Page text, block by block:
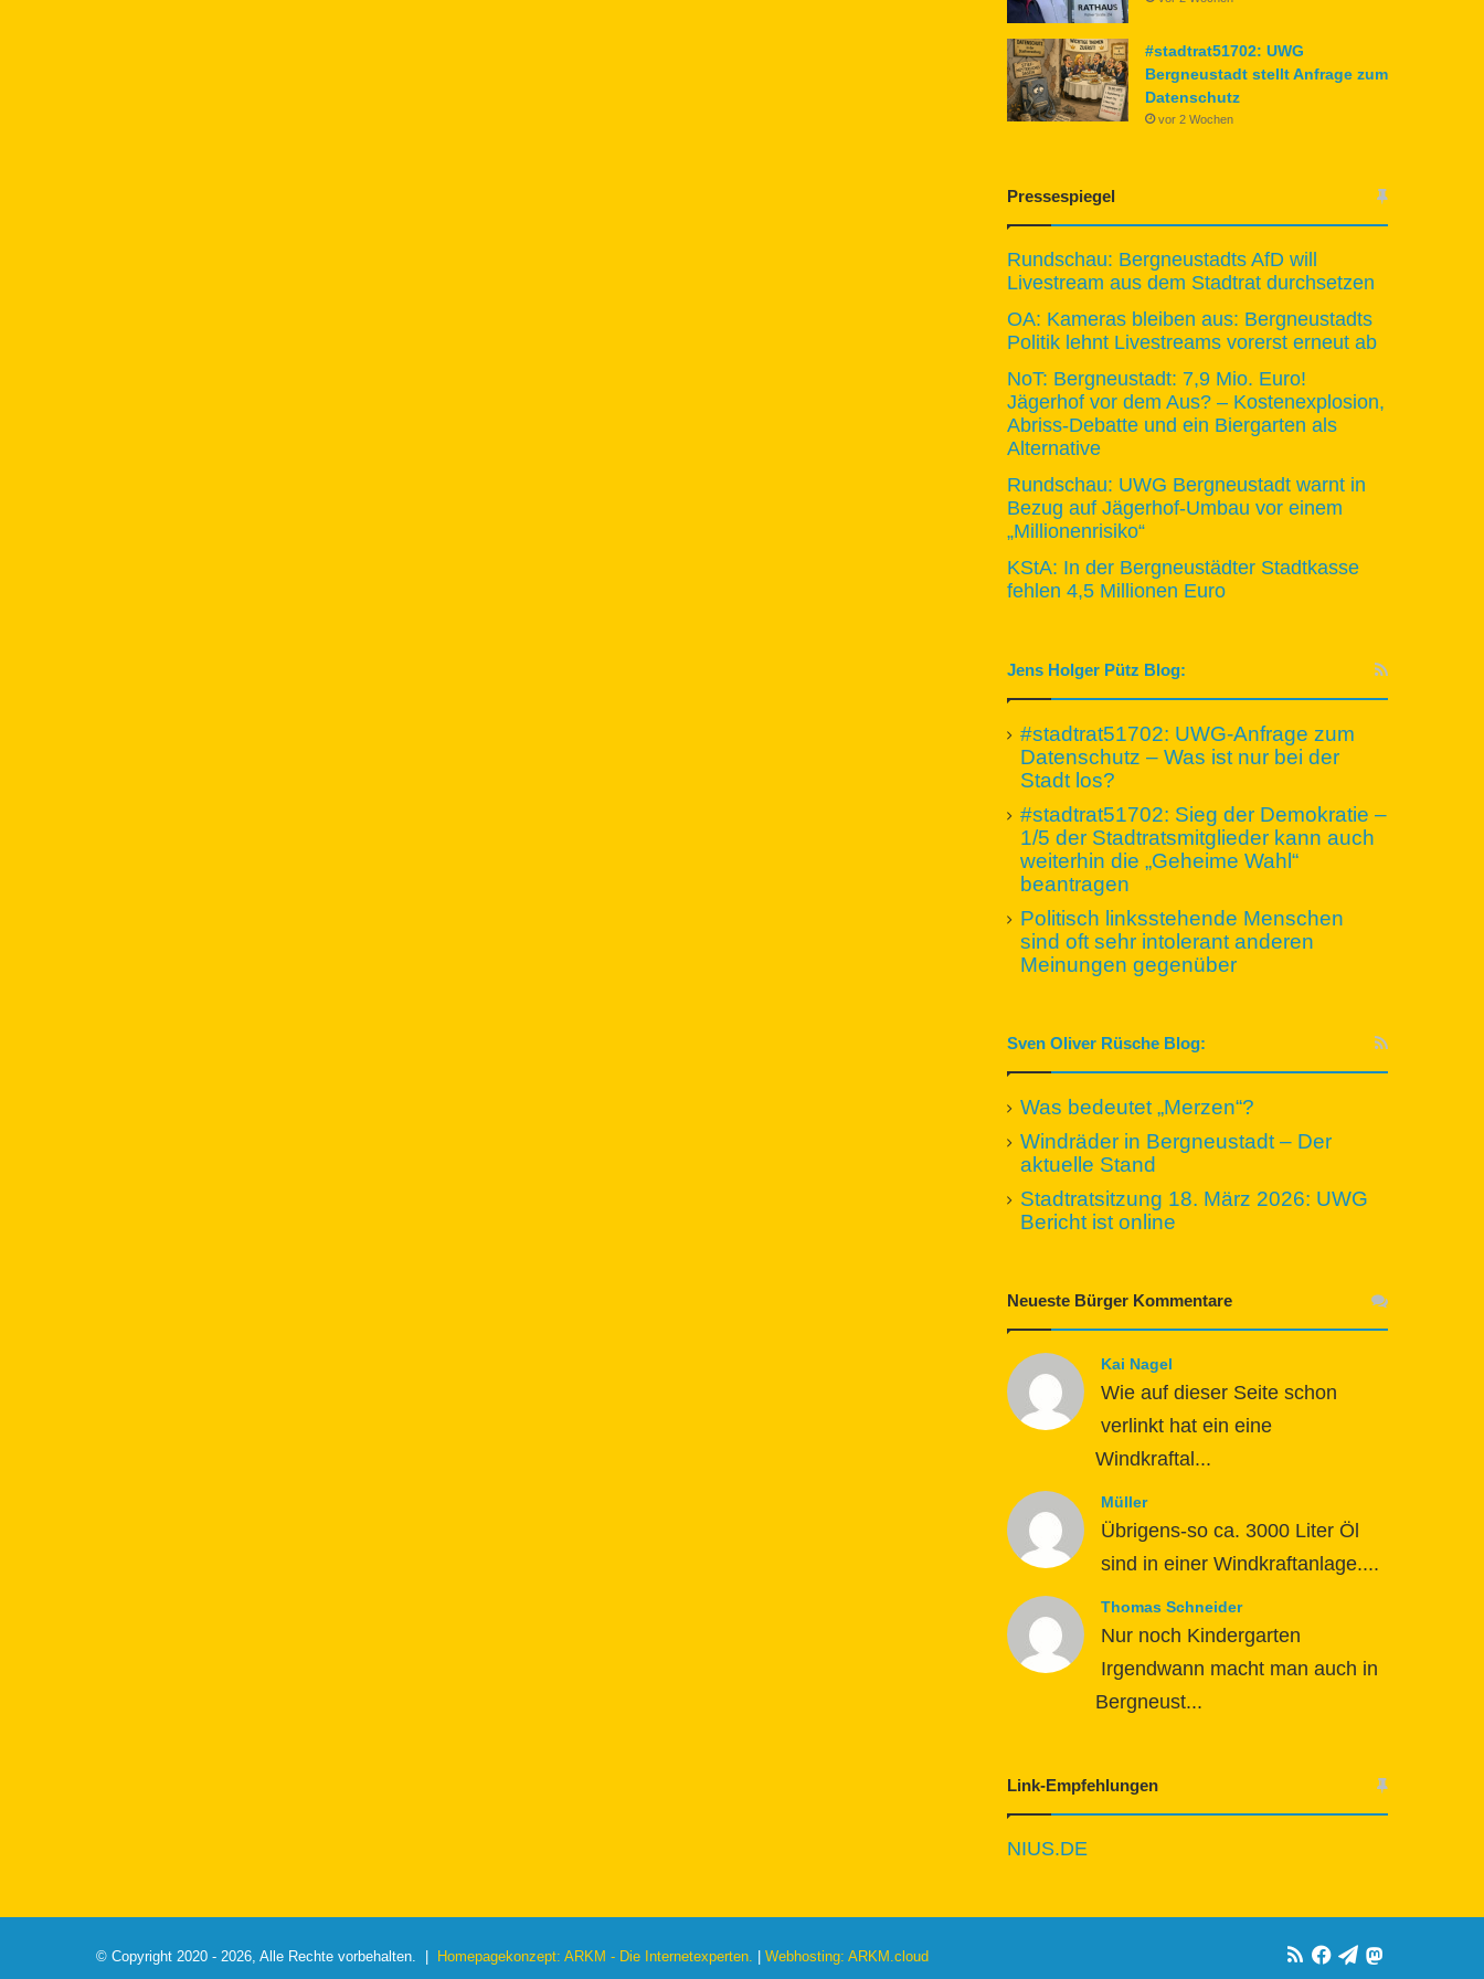
#stadtrat51702: UWG
Bergneustadt stellt Anfrage zum
Datenschutz
vor 2 Wochen
Pressespiegel
Rundschau: Bergneustadts AfD will
Livestream aus dem Stadtrat durchsetzen
OA: Kameras bleiben aus: Bergneustadts
Politik lehnt Livestreams vorerst erneut ab
NoT: Bergneustadt: 7,9 Mio. Euro!
Jägerhof vor dem Aus? – Kostenexplosion,
Abriss-Debatte und ein Biergarten als
Alternative
Rundschau: UWG Bergneustadt warnt in
Bezug auf Jägerhof-Umbau vor einem
„Millionenrisiko“
KStA: In der Bergneustädter Stadtkasse
fehlen 4,5 Millionen Euro
Jens Holger Pütz Blog:
#stadtrat51702: UWG-Anfrage zum
Datenschutz – Was ist nur bei der
Stadt los?
#stadtrat51702: Sieg der Demokratie –
1/5 der Stadtratsmitglieder kann auch
weiterhin die „Geheime Wahl“
beantragen
Politisch linksstehende Menschen
sind oft sehr intolerant anderen
Meinungen gegenüber
Sven Oliver Rüsche Blog:
Was bedeutet „Merzen“?
Windräder in Bergneustadt – Der
aktuelle Stand
Stadtratsitzung 18. März 2026: UWG
Bericht ist online
Neueste Bürger Kommentare
Kai Nagel
Wie auf dieser Seite schon
verlinkt hat ein eine
Windkraftal...
Müller
Übrigens-so ca. 3000 Liter Öl
sind in einer Windkraftanlage....
Thomas Schneider
Nur noch Kindergarten
Irgendwann macht man auch in
Bergneust...
Link-Empfehlungen
NIUS.DE
© Copyright 2020 - 2026, Alle Rechte vorbehalten. | Homepagekonzept: ARKM - Die Internetexperten. Webhosting: ARKM.cloud RSSFacebook
Telegram